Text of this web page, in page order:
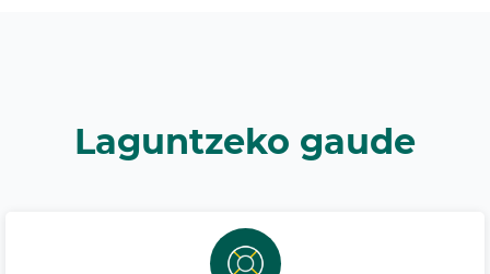
Laguntzeko gaude